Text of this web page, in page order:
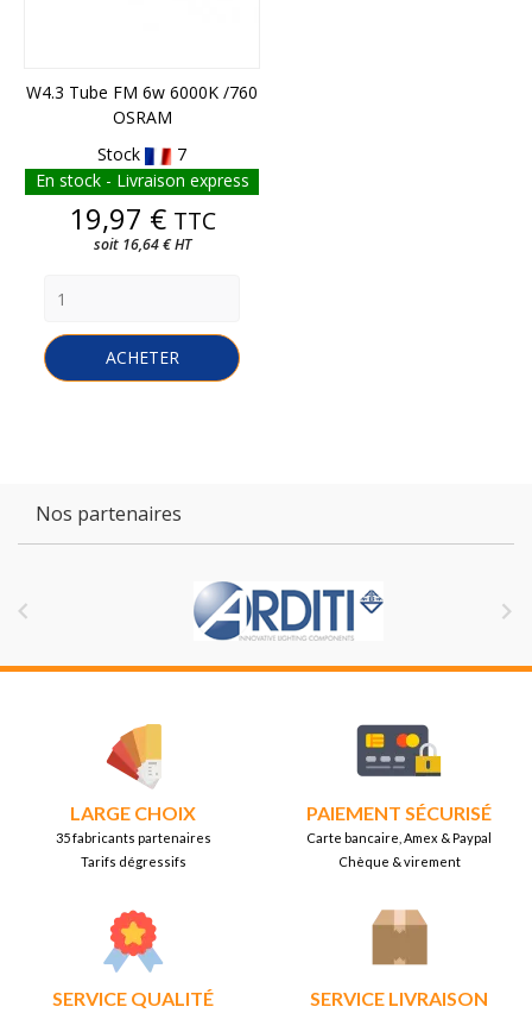
W4.3 Tube FM 6w 6000K /760
OSRAM
Stock
7
En stock - Livraison express
Prix
19,97 € TTC
soit 16,64 € HT
ACHETER
Nos partenaires
 
LARGE CHOIX
35 fabricants partenaires
Tarifs dégressifs
PAIEMENT SÉCURISÉ
Carte bancaire, Amex & Paypal
Chèque & virement
SERVICE QUALITÉ SERVICE LIVRAISON